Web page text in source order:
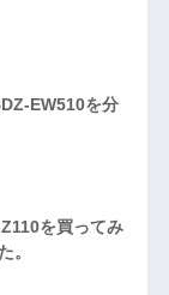
EW510を分
を買ってみ
。